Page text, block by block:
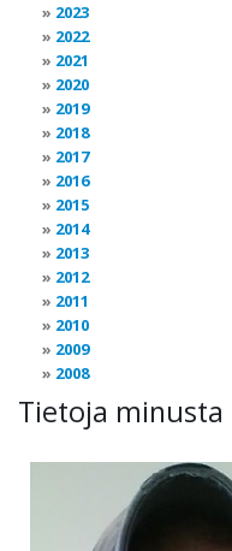
2023
2022
2021
2020
2019
2018
2017
2016
2015
2014
2013
2012
2011
2010
2009
2008
Tietoja minusta